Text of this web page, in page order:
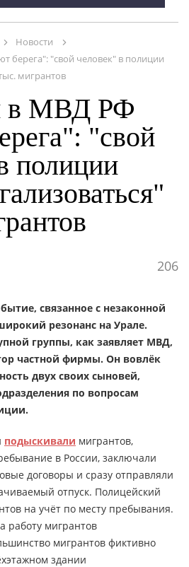
Новости
берега": "свой человек" в полиции
мигрантов
в МВД РФ
"свой
полиции
206
связанное с незаконной
резонанс на Урале.
группы, как заявляет МВД,
частной фирмы. Он вовлёк
двух своих сыновей,
по вопросам
подыскивали мигрантов,
в России, заключали
договоры и сразу отправляли
отпуск. Полицейский
на учёт по месту пребывания.
работу мигрантов
мигрантов фиктивно
здании